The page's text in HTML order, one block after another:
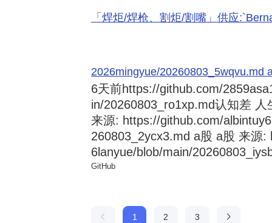
「焊炬/焊枪、割炬/割嘴」供应
2026mingyue/20260803_5wqvu.md
6天前https://github.com/
in/20260803_ro1xp.md认知差
来源: https://github.com/
260803_2ycx3.md a股 a股 来源
6lanyue/blob/main/
GitHub
1 2 3